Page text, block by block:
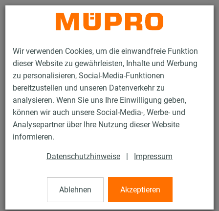
Wir verwenden Cookies, um die einwandfreie Funktion
dieser Website zu gewährleisten, Inhalte und Werbung
zu personalisieren, Social-Media-Funktionen
bereitzustellen und unseren Datenverkehr zu
analysieren. Wenn Sie uns Ihre Einwilligung geben,
können wir auch unsere Social-Media-, Werbe- und
Analysepartner über Ihre Nutzung dieser Website
informieren.
Datenschutzhinweise | Impressum
Ablehnen Akzeptieren
Kontakt
Produkte Befestigungstechnik
Edelstahlprodukte
Edelstahl-Installationsschienen
Winkel- und T-Verbindungsplatten
Winkel- und T-
Verbindungsplatten